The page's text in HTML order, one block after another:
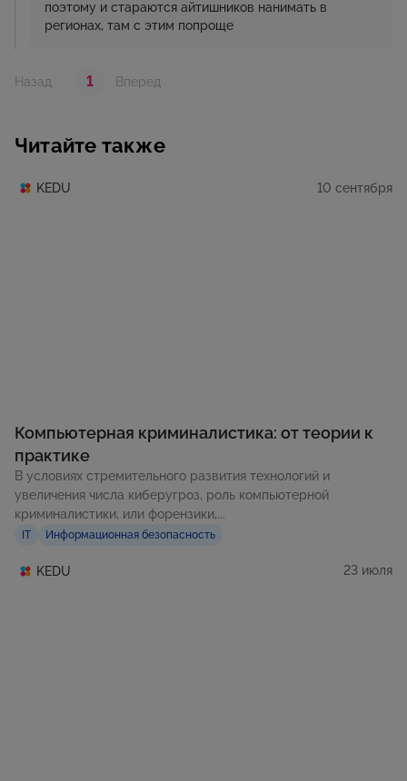
поэтому и стараются айтишников нанимать в
регионах, там с этим попроще
Назад 1 Вперед
Читайте также
KEDU 10 сентября
Компьютерная криминалистика: от теории к
практике
В условиях стремительного развития технологий и
увеличения числа киберугроз, роль компьютерной
криминалистики, или форензики,...
IT Информационная безопасность
KEDU 23 июля